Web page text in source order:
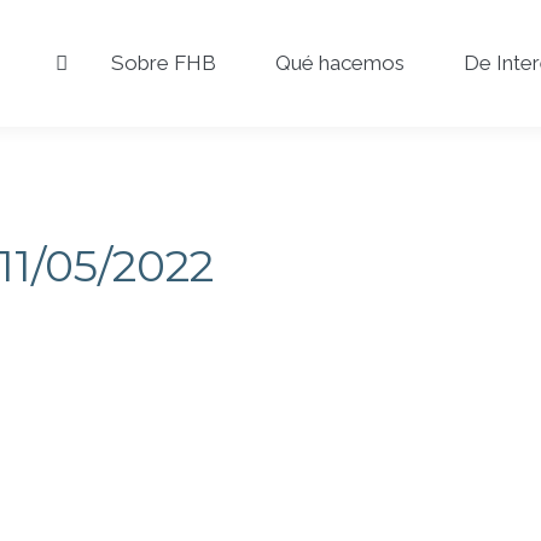
Sobre FHB Qué hacemos De
11/05/2022